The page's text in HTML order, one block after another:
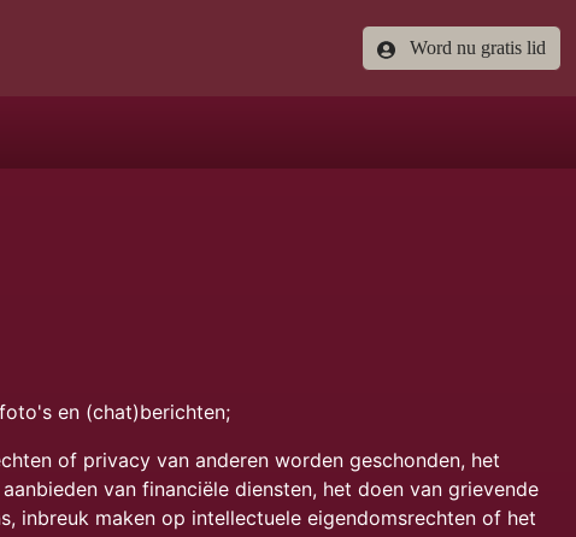
Word nu gratis lid
en (chat)berichten;
of privacy van anderen worden geschonden, het
van financiële diensten, het doen van grievende
inbreuk maken op intellectuele eigendomsrechten of het